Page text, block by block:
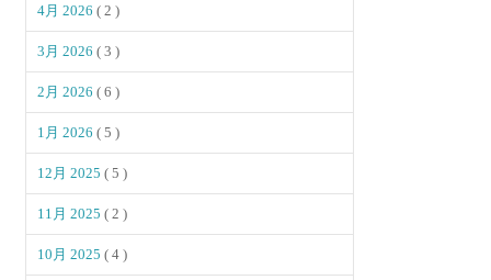
4月 2026( 2 )
3月 2026( 3 )
2月 2026( 6 )
1月 2026( 5 )
12月 2025( 5 )
11月 2025( 2 )
10月 2025( 4 )